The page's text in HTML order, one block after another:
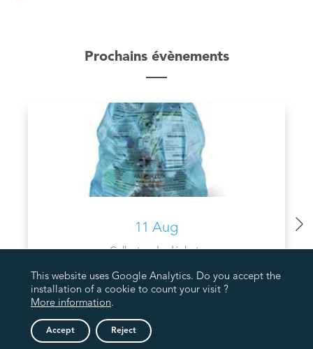
Prochains évènements
11 Aug
Collectes de déchets
This website uses Google Analytics. Do you accept the
installation of a cookie to count your visit ?
More information.
Accept Reject